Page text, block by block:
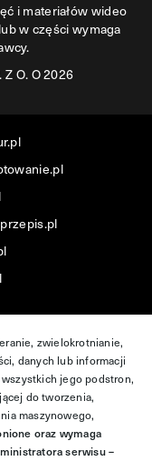
i materiałów wideo
w części wymaga
O. O 2026
zwielokrotnianie,
danych lub informacji
jego podstron,
do tworzenia,
maszynowego,
oraz wymaga
serwisu –